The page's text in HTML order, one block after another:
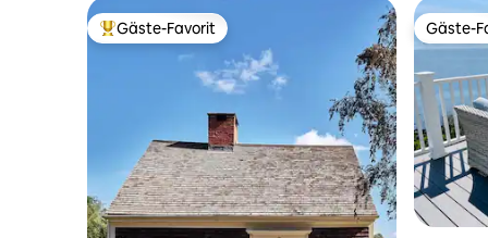
Beliebter Gäste-Favorit.
Gäste-Favorit Gäste-
Gäste-